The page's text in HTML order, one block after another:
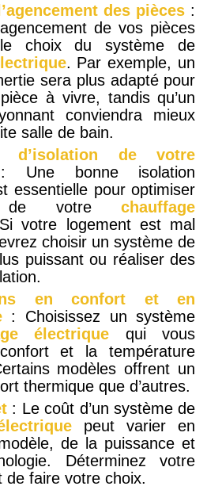
des pièces :
de vos pièces
le choix du système de
. Par exemple, un
sera plus adapté pour
à vivre, tandis qu’un
conviendra mieux
salle de bain.
d’isolation de votre
bonne isolation
essentielle pour optimiser
de votrechauffage
votre logement est mal
choisir un système de
puissant ou réaliser des
en confort et en
: Choisissez un système
électrique qui vous
et la température
modèles offrent un
thermique que d’autres.
: Le coût d’un système de
peut varier en
de la puissance et
Déterminez votre
de faire votre choix.